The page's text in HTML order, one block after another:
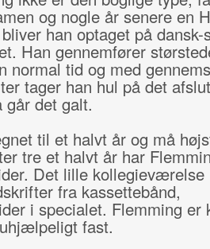
og nogle år senere en
han optaget på dansk-
Han gennemfører
normal tid og med
tager han hul på det
det galt.
til et halvt år og må
tre et halvt år har
Det lille kollegieværelse
fra kassettebånd,
i specialet. Flemming er
fast.